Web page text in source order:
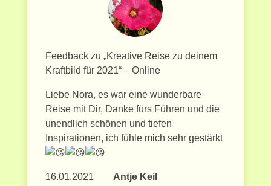
Feedback zu „Kreative Reise zu deinem
Kraftbild für 2021“ – Online
Liebe Nora, es war eine wunderbare
Reise mit Dir, Danke fürs Führen und die
unendlich schönen und tiefen
Inspirationen, ich fühle mich sehr gestärkt
16.01.2021 Antje Keil